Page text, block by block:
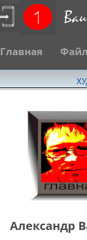
Главная
Александр